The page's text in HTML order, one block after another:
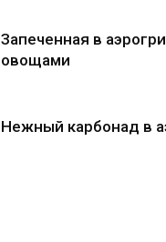
Запеченная в
овощами
Нежный карбонад в